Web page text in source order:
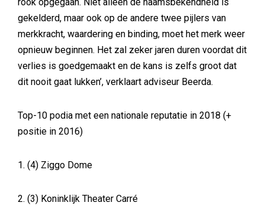
gekelderd, maar ook op de andere twee pijlers van
merkkracht, waardering en binding, moet het merk weer
opnieuw beginnen. Het zal zeker jaren duren voordat dit
verlies is goedgemaakt en de kans is zelfs groot dat
dit nooit gaat lukken’, verklaart adviseur Beerda.
Top-10 podia met een nationale reputatie in 2018 (+
positie in 2016)
1. (4) Ziggo Dome
2. (3) Koninklijk Theater Carré